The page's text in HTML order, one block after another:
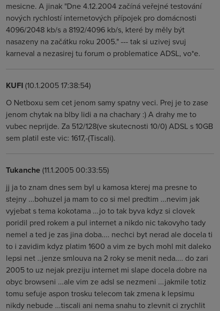
mesicne. A jinak "Dne 4.12.2004 začíná veřejné testování
nových rychlostí internetových přípojek pro domácnosti
4096/2048 kb/s a 8192/4096 kb/s, které by měly být
nasazeny na začátku roku 2005." --- tak si uzivej svuj
karneval a nezasirej tu forum o problematice ADSL, vo*e.
KUFI(10.1.2005 17:38:54)
O Netboxu sem cet jenom samy spatny veci. Prej je to zase
jenom chytak na blby lidi a na chachary :) A drahy me to
vubec neprijde. Za 512/128(ve skutecnosti 10/0) ADSL s 10GB
sem platil este vic: 1617,-(Tiscali).
Tukanche(11.1.2005 00:33:55)
jj ja to znam dnes sem byl u kamosa kterej ma presne to
stejny ...bohuzel ja mam to co si mel predtim ...nevim jak
vyjebat s tema kokotama ...jo to tak byva kdyz si clovek
poridil pred rokem a pul internet a nikdo nic takovyho tady
nemel a ted je zas jina doba.... nechci byt nerad ale docela ti
to i zavidim kdyz platim 1600 a vim ze bych mohl mit daleko
lepsi net ..jenze smlouva na 2 roky se menit neda.... do zari
2005 to uz nejak preziju internet mi slape docela dobre na
obyc browseni ...ale vim ze adsl se nezmeni ...jakmile totiz
tomu sefuje aspon trosku telecom tak zmena k lepsimu
nikdy nebude ...tiscali ani nema snahu to zlevnit ci zrychlit